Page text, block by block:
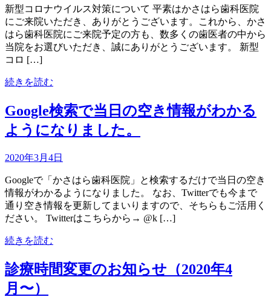
新型コロナウイルス対策について 平素はかさはら歯科医院
にご来院いただき、ありがとうございます。これから、かさ
はら歯科医院にご来院予定の方も、数多くの歯医者の中から
当院をお選びいただき、誠にありがとうございます。 新型
コロ […]
続きを読む
Google検索で当日の空き情報がわかる
ようになりました。
2020年3月4日
Googleで「かさはら歯科医院」と検索するだけで当日の空き
情報がわかるようになりました。 なお、Twitterでも今まで
通り空き情報を更新してまいりますので、そちらもご活用く
ださい。 Twitterはこちらから→ @k […]
続きを読む
診療時間変更のお知らせ（2020年4
月〜）